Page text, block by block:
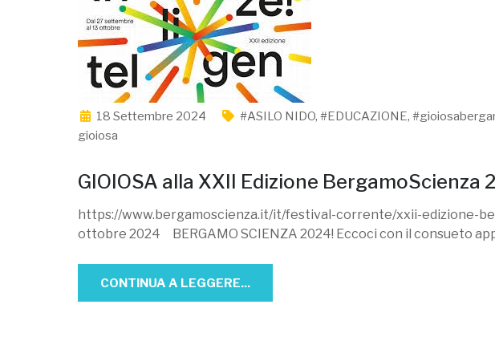
18 Settembre 2024 #ASILO NIDO, #EDUCAZIONE,
gioiosa
GIOIOSA alla XXII Edizione BergamoScienza
https://www.bergamoscienza.it/it/festival-corrente/xxii-edizione-
ottobre 2024 BERGAMO SCIENZA 2024! Eccoci con il consueto
CONTINUA A LEGGERE...